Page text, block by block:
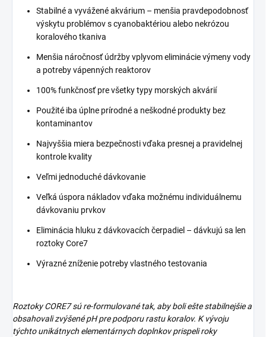
Stabilné a vyvážené akvárium – menšia pravdepodobnosť
výskytu problémov s cyanobaktériou alebo nekrózou
koralového tkaniva
Menšia náročnosť údržby vplyvom eliminácie výmeny vody
a potreby vápenných reaktorov
100% funkčnosť pre všetky typy morských akvárií
Použité iba úplne prírodné a neškodné produkty bez
kontaminantov
Najvyššia miera bezpečnosti vďaka presnej a pravidelnej
kontrole kvality
Veľmi jednoduché dávkovanie
Veľká úspora nákladov vďaka možnému individuálnemu
dávkovaniu prvkov
Eliminácia hluku z dávkovacích čerpadiel – dávkujú sa len
roztoky Core7
Výrazné zníženie potreby vlastného testovania
Roztoky CORE7 sú re-formulované tak, aby boli ešte stabilnejšie a
obsahovali zvýšené pH pre podporu rastu koralov. K vývoju
týchto unikátnych elementárnych doplnkov prispeli roky